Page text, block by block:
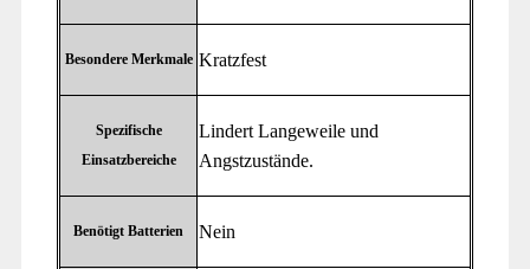
Besondere Merkmale ‎Kratzfest
Spezifische
Einsatzbereiche
‎Lindert Langeweile und
Angstzustände.
Benötigt Batterien ‎Nein